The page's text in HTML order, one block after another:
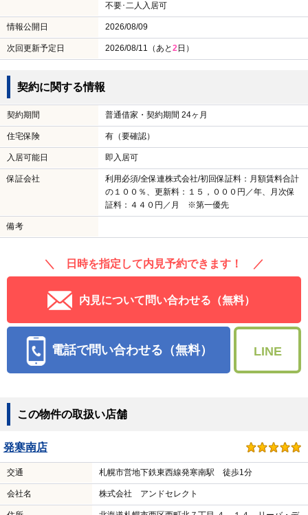
不要･二人入居可
情報公開日 2026/08/09
次回更新予定日 2026/08/11（あと2日）
契約に関する情報
契約期間 普通借家・契約期間 24ヶ月
住宅保険 有（要確認）
入居可能日 即入居可
保証会社
利用必須/全保連株式会社/初回保証料：月額賃料合計
の１００％、更新料：１５，０００円／年、月次保
証料：４４０円／月 ※第一優先
備考
＼ 日時を指定して内見予約できます！ ／
内見について問い合わせる（無料）
電話で問い合わせる（無料） LINE
この物件の取扱い店舗
発寒南店
交通 札幌市営地下鉄東西線発寒南駅 徒歩1分
会社名 株式会社 アンドセレクト